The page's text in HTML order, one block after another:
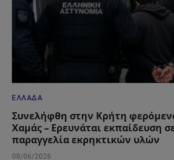
ΕΛΛΆΔΑ
Συνελήφθη στην Κρήτη
Χαμάς – Ερευνάται εκπαίδευση
παραγγελία εκρηκτικών υλών
08/06/2026